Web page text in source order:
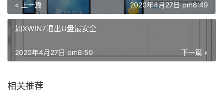
« 上一篇 2020年4月27日 pm8:49
如XWIN7退出U盘最安全
下一篇 »
2020年4月27日 pm8:50
相关推荐